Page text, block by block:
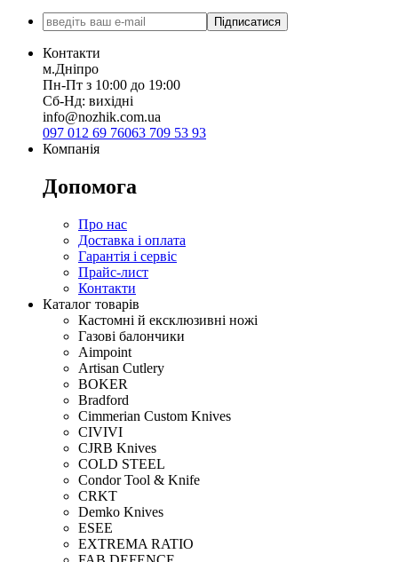
Підписатися
Контакти
м.Дніпро
Пн-Пт з 10:00 до 19:00
Сб-Нд: вихідні
info@nozhik.com.ua
097 012 69 76063 709 53 93
Компанія
Допомога
Про нас
Доставка і оплата
Гарантія і сервіс
Прайс-лист
Контакти
Каталог товарів
Кастомні й ексклюзивні ножі
Газові балончики
Aimpoint
Artisan Cutlery
BOKER
Bradford
Cimmerian Custom Knives
CIVIVI
CJRB Knives
COLD STEEL
Condor Tool & Knife
CRKT
Demko Knives
ESEE
EXTREMA RATIO